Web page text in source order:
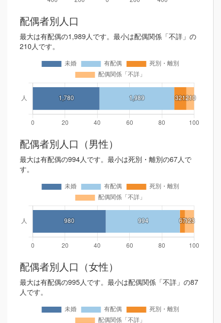
配偶者別人口
最大は有配偶の1,989人です。最小は配偶関係「不詳」の
210人です。
配偶者別人口（男性）
最大は有配偶の994人です。最小は死別・離別の67人で
す。
配偶者別人口（女性）
最大は有配偶の995人です。最小は配偶関係「不詳」の87
人です。